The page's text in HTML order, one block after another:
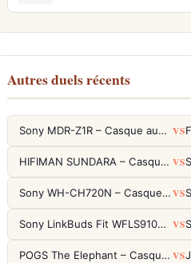
Autres duels récents
Sony MDR-Z1R – Casque audiophile fermé haute résolution VS
HIFIMAN SUNDARA – Casque Planar Magnetic Ouvert Over-Ear Audiophile VS
Sony WH-CH720N – Casque ANC 35h, Ultra-léger (192g) avec Processeur V1 VS
Sony LinkBuds Fit WFLS910NW Blanc – Écouteurs Sport Ailes ANC VS
POGS The Elephant – Casque Filaire Enfants 85dB POGS-Safe™ (Éco-Responsable) VS